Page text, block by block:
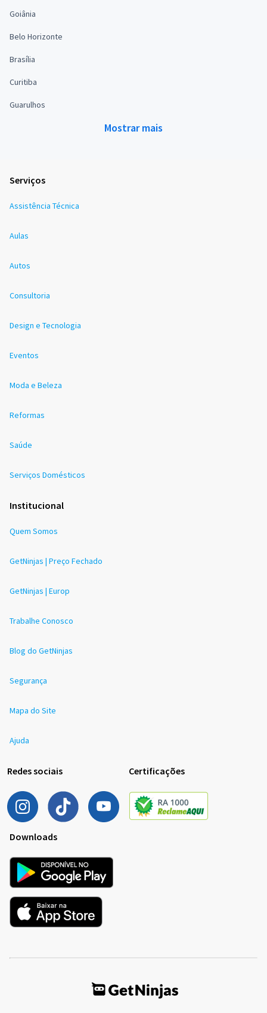
Goiânia
Belo Horizonte
Brasília
Curitiba
Guarulhos
Mostrar mais
Serviços
Assistência Técnica
Aulas
Autos
Consultoria
Design e Tecnologia
Eventos
Moda e Beleza
Reformas
Saúde
Serviços Domésticos
Institucional
Quem Somos
GetNinjas | Preço Fechado
GetNinjas | Europ
Trabalhe Conosco
Blog do GetNinjas
Segurança
Mapa do Site
Ajuda
Redes sociais Certificações
Downloads